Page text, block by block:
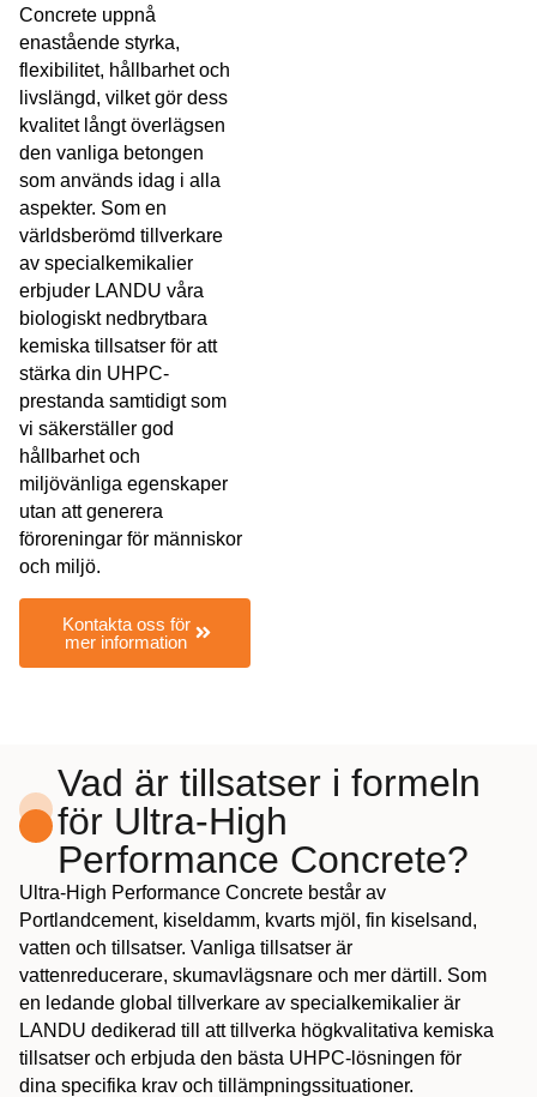
Concrete uppnå
enastående styrka,
flexibilitet, hållbarhet och
livslängd, vilket gör dess
kvalitet långt överlägsen
den vanliga betongen
som används idag i alla
aspekter. Som en
världsberömd tillverkare
av specialkemikalier
erbjuder LANDU våra
biologiskt nedbrytbara
kemiska tillsatser för att
stärka din UHPC-
prestanda samtidigt som
vi säkerställer god
hållbarhet och
miljövänliga egenskaper
utan att generera
föroreningar för människor
och miljö.
Kontakta oss för
mer information
Vad är tillsatser i formeln
för Ultra-High
Performance Concrete?
Ultra-High Performance Concrete består av
Portlandcement, kiseldamm, kvarts mjöl, fin kiselsand,
vatten och tillsatser. Vanliga tillsatser är
vattenreducerare, skumavlägsnare och mer därtill. Som
en ledande global tillverkare av specialkemikalier är
LANDU dedikerad till att tillverka högkvalitativa kemiska
tillsatser och erbjuda den bästa UHPC-lösningen för
dina specifika krav och tillämpningssituationer.